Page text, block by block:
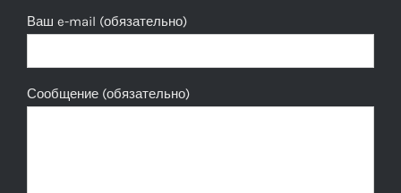
Ваш e-mail (обязательно)
Сообщение (обязательно)